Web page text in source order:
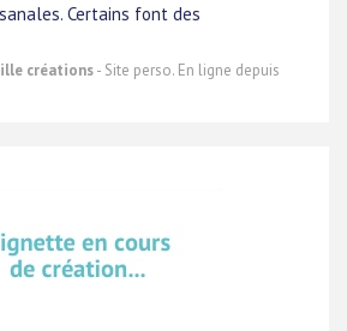
Certains font des
créations- Site perso. En ligne depuis